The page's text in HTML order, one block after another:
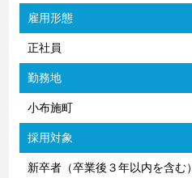
雇用形態
正社員
勤務地
小布施町
採用対象
新卒者（卒業後３年以内を含む）